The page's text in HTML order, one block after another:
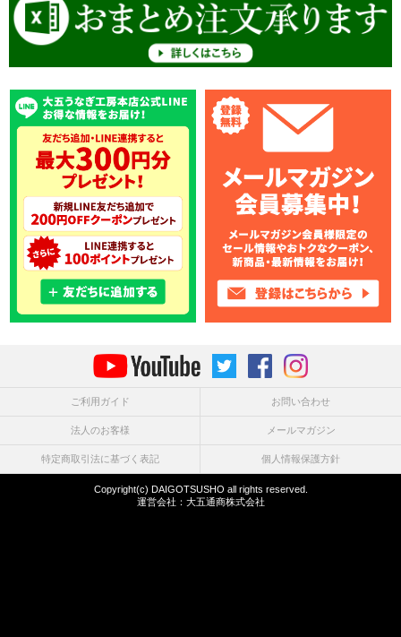
ご利用ガイド お問い合わせ
法人のお客様 メールマガジン
特定商取引法に基づく表記 個人情報保護方針
Copyright(c) DAIGOTSUSHO all rights reserved.
運営会社： 大五通商株式会社